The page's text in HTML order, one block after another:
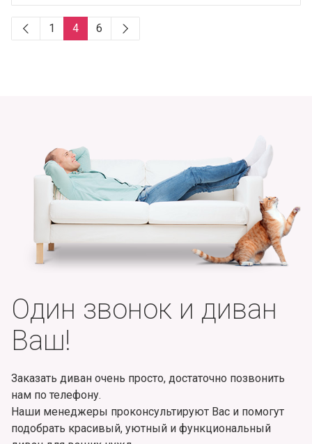
1 4 6
Один звонок и диван
Ваш!
Заказать диван очень просто, достаточно позвонить
нам по телефону.
Наши менеджеры проконсультируют Вас и помогут
подобрать красивый, уютный и функциональный